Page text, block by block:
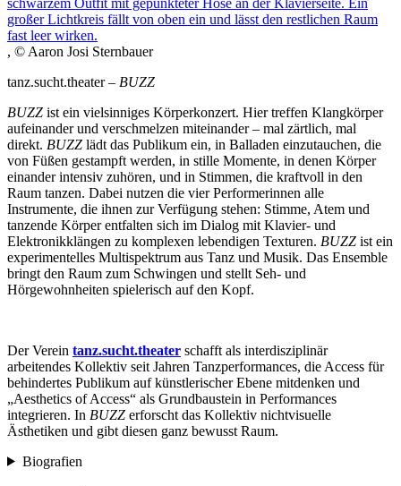
, © Aaron Josi Sternbauer
tanz.sucht.theater – BUZZ
BUZZ ist ein vielsinniges Körperkonzert. Hier treffen Klangkörper
aufeinander und verschmelzen miteinander – mal zärtlich, mal
direkt. BUZZ lädt das Publikum ein, in Balladen einzutauchen, die
von Füßen gestampft werden, in stille Momente, in denen Körper
einander intensiv zuhören, und in Stimmen, die kraftvoll in den
Raum tanzen. Dabei nutzen die vier Performerinnen alle
Instrumente, die ihnen zur Verfügung stehen: Stimme, Atem und
tanzende Körper entfalten sich im Dialog mit Klavier- und
Elektronikklängen zu komplexen lebendigen Texturen. BUZZ ist ein
experimentelles Multispektrum aus Tanz und Musik. Das Ensemble
bringt den Raum zum Schwingen und stellt Seh- und
Hörgewohnheiten spielerisch auf den Kopf.
Der Verein tanz.sucht.theater schafft als interdisziplinär
arbeitendes Kollektiv seit Jahren Tanzperformances, die Access für
behindertes Publikum auf künstlerischer Ebene mitdenken und
„Aesthetics of Access“ als Grundbaustein in Performances
integrieren. In BUZZ erforscht das Kollektiv nichtvisuelle
Ästhetiken und gibt diesen ganz bewusst Raum.
Biografien